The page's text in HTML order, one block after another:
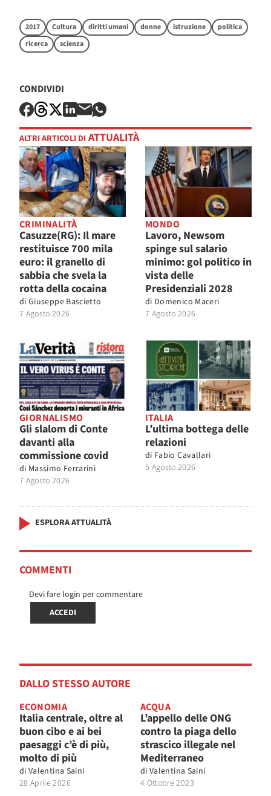
2017 Cultura diritti umani donne istruzione
politica
ricerca
scienza
CONDIVIDI
ALTRI ARTICOLI DI ATTUALITÀ
CRIMINALITÀ
Casuzze(RG): Il mare
restituisce 700 mila
euro: il granello di
sabbia che svela la
rotta della cocaina
di Giuseppe Bascietto
7 Agosto 2026
MONDO
Lavoro, Newsom
spinge sul salario
minimo: gol politico in
vista delle
Presidenziali 2028
di Domenico Maceri
7 Agosto 2026
GIORNALISMO
Gli slalom di Conte
davanti alla
commissione covid
di Massimo Ferrarini
7 Agosto 2026
ITALIA
L’ultima bottega delle
relazioni
di Fabio Cavallari
5 Agosto 2026
ESPLORA ATTUALITÀ
COMMENTI
Devi fare login per commentare
ACCEDI
DALLO STESSO AUTORE
ECONOMIA
Italia centrale, oltre al
buon cibo e ai bei
paesaggi c’è di più,
molto di più
di Valentina Saini
28 Aprile 2026
ACQUA
L’appello delle ONG
contro la piaga dello
strascico illegale nel
Mediterraneo
di Valentina Saini
4 Ottobre 2023